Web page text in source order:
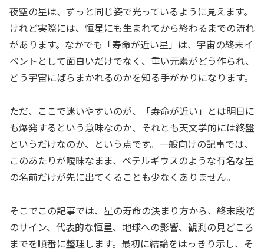
夜空の星は、ずっと同じ姿で光っているように見えます。
けれど実際には、恒星にも生まれてから終わるまでの流れ
があります。なかでも「寿命が近い星」は、宇宙の終末イ
ベントとして面白いだけでなく、重い元素がどう作られ、
どう宇宙にばらまかれるのかを知る手がかりになります。
ただ、ここで迷いやすいのが、「寿命が近い」とは明日に
も爆発するという意味なのか、それとも天文学的には終盤
というだけなのか、という点です。一般向けの記事では、
このあたりが曖昧なまま、ベテルギウスのような有名な星
の名前だけが先に出てくることも少なくありません。
そこでこの記事では、星の寿命の決まり方から、終末段階
のサイン、代表的な恒星、地球への影響、観測の見どころ
までを順番に整理します。最初に結論をはっきり示し、そ